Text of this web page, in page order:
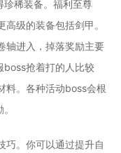
稀装备。福利至尊
级的装备包括剑甲。
轴进入，掉落奖励主要
boss抢着打的人比较
料。各种活动boss会根
巧。你可以通过提升自